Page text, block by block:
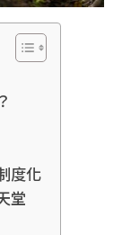
度化
堂